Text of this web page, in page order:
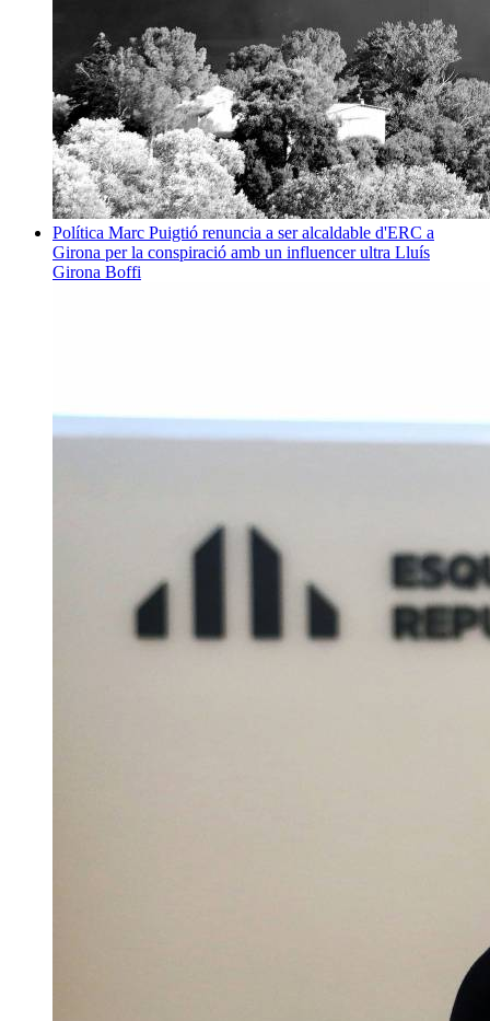
Política Marc Puigtió renuncia a ser alcaldable d'ERC a
Girona per la conspiració amb un influencer ultra Lluís
Girona Boffi